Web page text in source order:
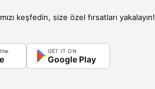
keşfedin, size özel fırsatları yakalayın!
GET IT ON
Google Play